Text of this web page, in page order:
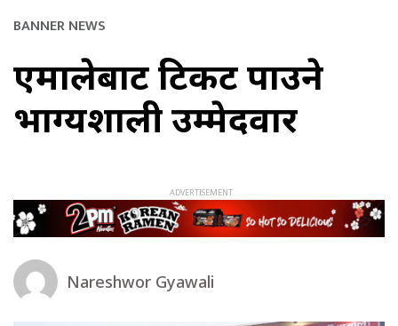
BANNER NEWS
एमालेबाट टिकट पाउने
भाग्यशाली उम्मेदवार
Nareshwor Gyawali